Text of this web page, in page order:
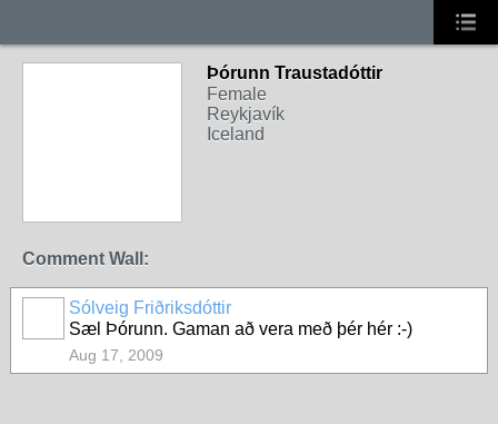
Þórunn Traustadóttir
Female
Reykjavík
Iceland
Comment Wall:
Sólveig Friðriksdóttir
Sæl Þórunn. Gaman að vera með þér hér :-)
Aug 17, 2009